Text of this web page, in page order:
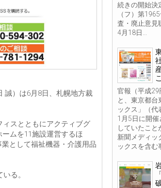
誠）は6月8日、札幌地方裁
スとともにアクティブグ
ムを11施設運営するほ
として福祉機器・介護用品
る。
続きの開始決
（フ）第
査・廃止意見
4月18日...
官報（平成29
と、東京都台
ックス」（代
1月5日に開
していたこと
新聞メディッ
ックスを含む